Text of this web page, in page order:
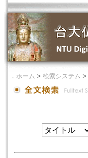
． ホーム > 検索システム >